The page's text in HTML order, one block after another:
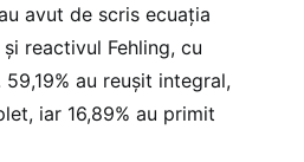
avut de scris ecuația
reactivul Fehling, cu
au reușit integral,
iar 16,89% au primit